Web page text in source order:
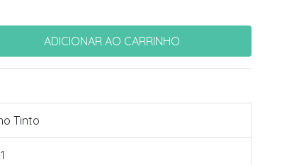
Tinto